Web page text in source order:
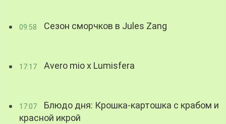
09:58 Сезон сморчков в Jules Zang
17:17 Avero mio x Lumisfera
17:07
Блюдо дня: Крошка-картошка с крабом и
красной икрой